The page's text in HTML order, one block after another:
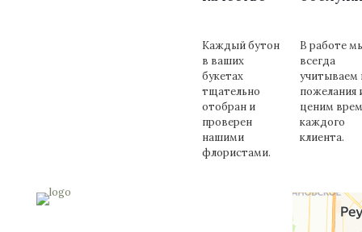
Каждый бутон
в ваших
букетах
тщательно
отобран и
проверен
нашими
флористами.
В работе
всегда
учитываем
пожелания
ценим
каждого
клиента.